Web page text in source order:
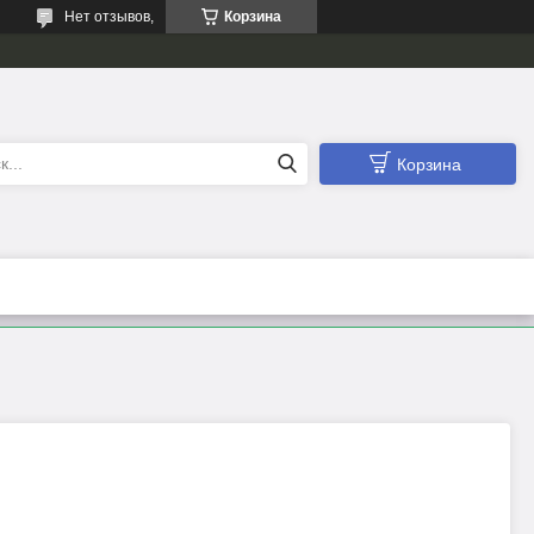
Корзина
Нет отзывов,
Корзина